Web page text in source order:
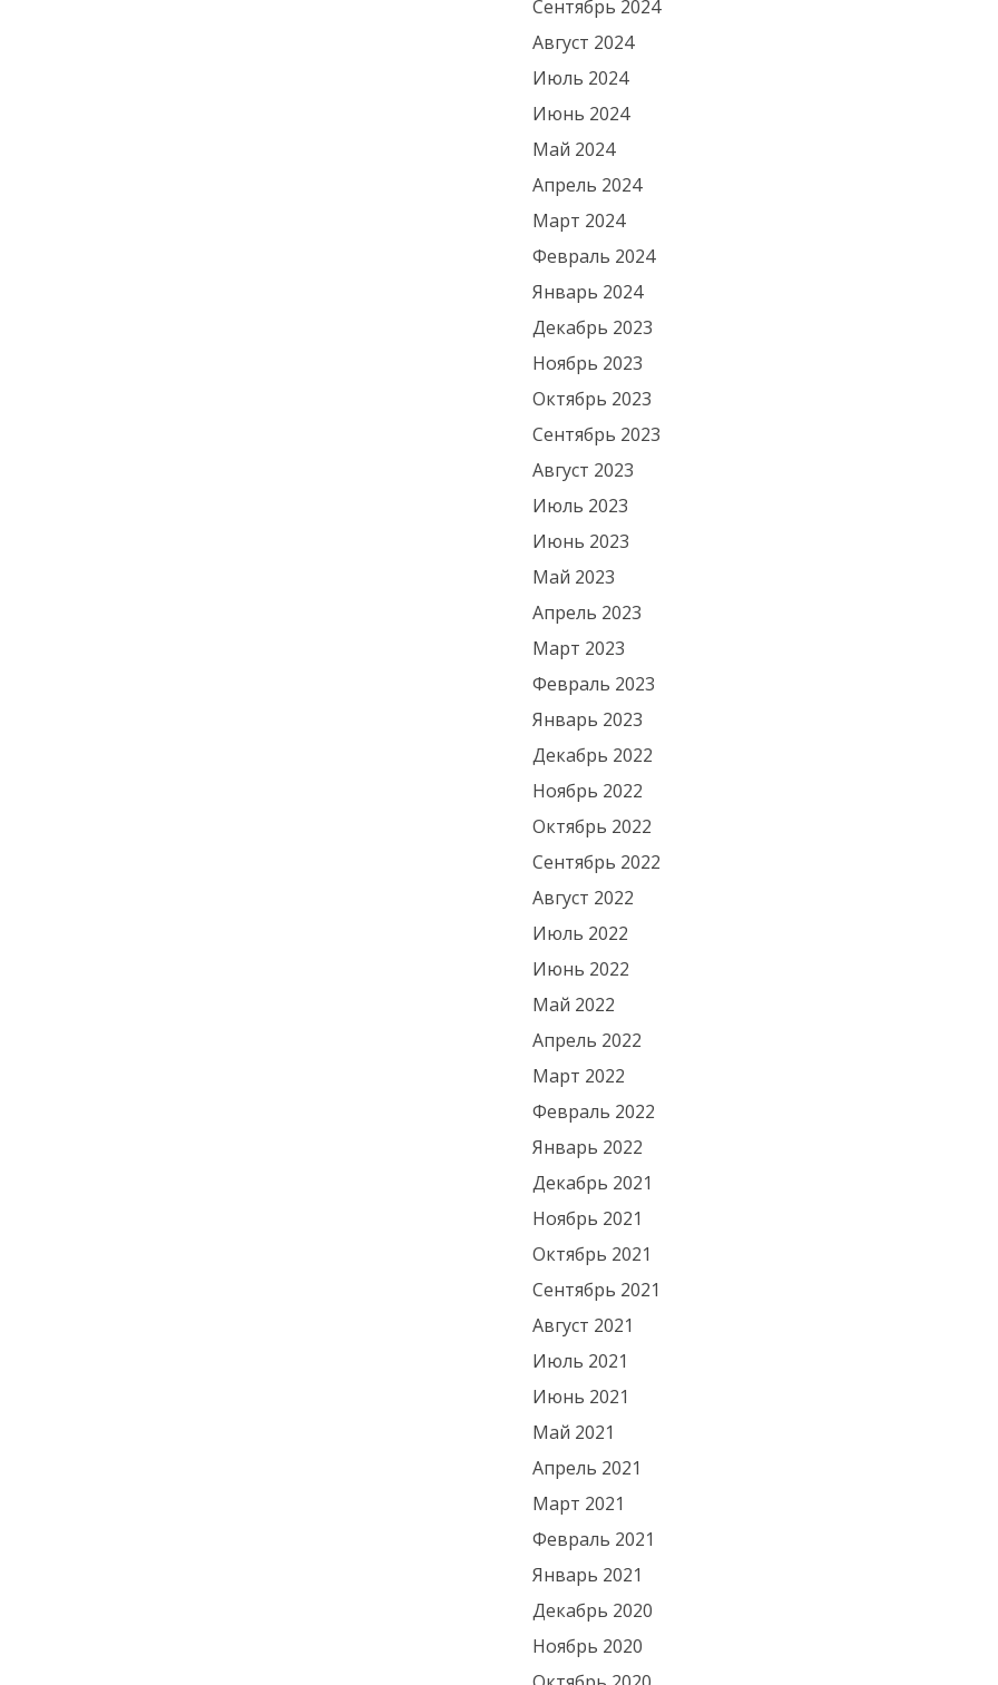
Сентябрь 2024
Август 2024
Июль 2024
Июнь 2024
Май 2024
Апрель 2024
Март 2024
Февраль 2024
Январь 2024
Декабрь 2023
Ноябрь 2023
Октябрь 2023
Сентябрь 2023
Август 2023
Июль 2023
Июнь 2023
Май 2023
Апрель 2023
Март 2023
Февраль 2023
Январь 2023
Декабрь 2022
Ноябрь 2022
Октябрь 2022
Сентябрь 2022
Август 2022
Июль 2022
Июнь 2022
Май 2022
Апрель 2022
Март 2022
Февраль 2022
Январь 2022
Декабрь 2021
Ноябрь 2021
Октябрь 2021
Сентябрь 2021
Август 2021
Июль 2021
Июнь 2021
Май 2021
Апрель 2021
Март 2021
Февраль 2021
Январь 2021
Декабрь 2020
Ноябрь 2020